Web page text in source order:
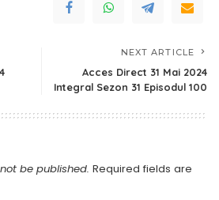
NEXT ARTICLE
Acces Direct 31 Mai 2024
Integral Sezon 31 Episodul 100
be published. Required fields are